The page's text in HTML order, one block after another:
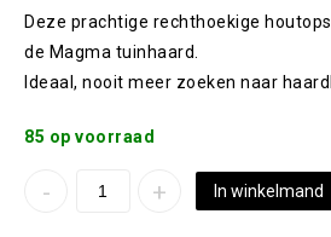
Deze prachtige rechthoekige
de Magma tuinhaard.
Ideaal, nooit meer zoeken naar
85 op voorraad
In winkelmand